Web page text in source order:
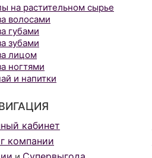
на растительном сырье
волосами
губами
зубами
лицом
ногтями
и напитки
кабинет
компании